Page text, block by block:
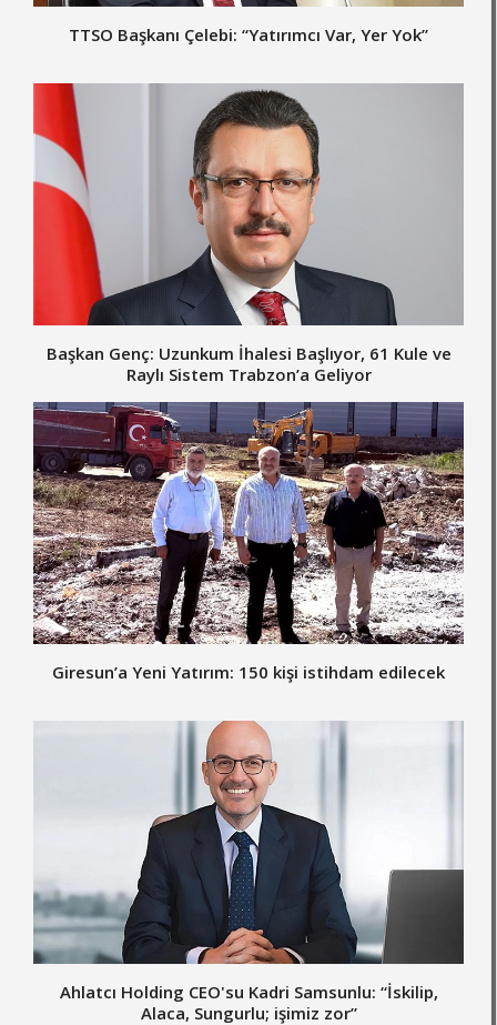
TTSO Başkanı Çelebi: “Yatırımcı Var, Yer Yok”
Başkan Genç: Uzunkum İhalesi Başlıyor, 61 Kule ve
Raylı Sistem Trabzon’a Geliyor
Giresun’a Yeni Yatırım: 150 kişi istihdam edilecek
Ahlatcı Holding CEO'su Kadri Samsunlu: “İskilip,
Alaca, Sungurlu; işimiz zor”